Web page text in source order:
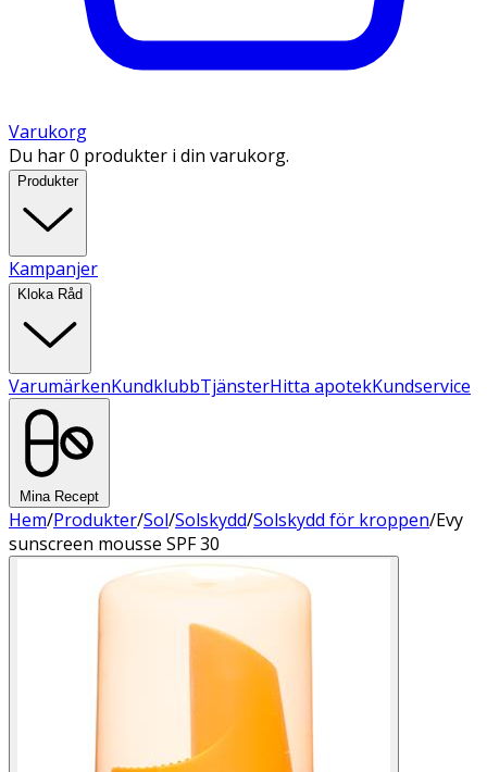
Varukorg
Du har 0 produkter i din varukorg.
Produkter
Kampanjer
Kloka Råd
VarumärkenKundklubbTjänsterHitta apotekKundservice
Mina Recept
Hem/Produkter/Sol/Solskydd/Solskydd för kroppen/Evy
sunscreen mousse SPF 30